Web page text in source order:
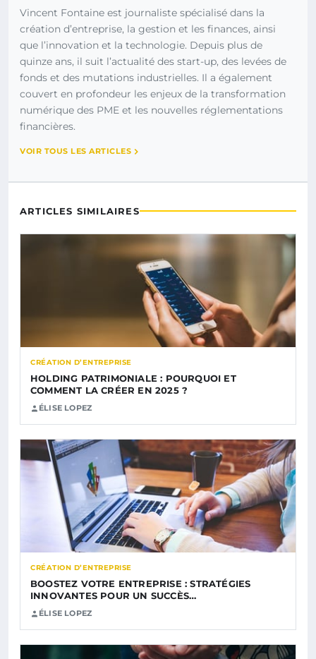
Vincent Fontaine est journaliste spécialisé dans la
création d’entreprise, la gestion et les finances, ainsi
que l’innovation et la technologie. Depuis plus de
quinze ans, il suit l’actualité des start-up, des levées de
fonds et des mutations industrielles. Il a également
couvert en profondeur les enjeux de la transformation
numérique des PME et les nouvelles réglementations
financières.
VOIR TOUS LES ARTICLES
ARTICLES SIMILAIRES
CRÉATION D’ENTREPRISE
HOLDING PATRIMONIALE : POURQUOI ET
COMMENT LA CRÉER EN 2025 ?
ÉLISE LOPEZ
CRÉATION D’ENTREPRISE
BOOSTEZ VOTRE ENTREPRISE : STRATÉGIES
INNOVANTES POUR UN SUCCÈS…
ÉLISE LOPEZ